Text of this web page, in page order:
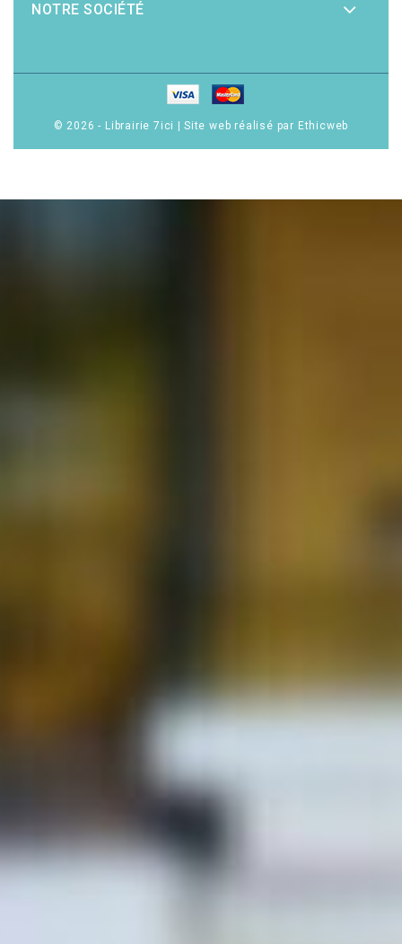
NOTRE SOCIÉTÉ
© 2026 - Librairie 7ici Site web réalisé par Ethicweb